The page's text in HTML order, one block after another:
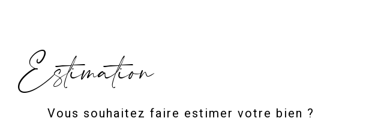
Estimation
Vous souhaitez faire estimer votre bien ?